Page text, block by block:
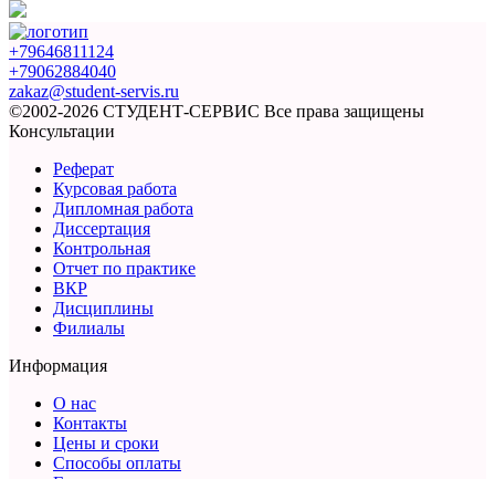
+79646811124
+79062884040
zakaz@student-servis.ru
©2002-2026 СТУДЕНТ-СЕРВИС Все права защищены
Консультации
Реферат
Курсовая работа
Дипломная работа
Диссертация
Контрольная
Отчет по практике
ВКР
Дисциплины
Филиалы
Информация
О нас
Контакты
Цены и сроки
Способы оплаты